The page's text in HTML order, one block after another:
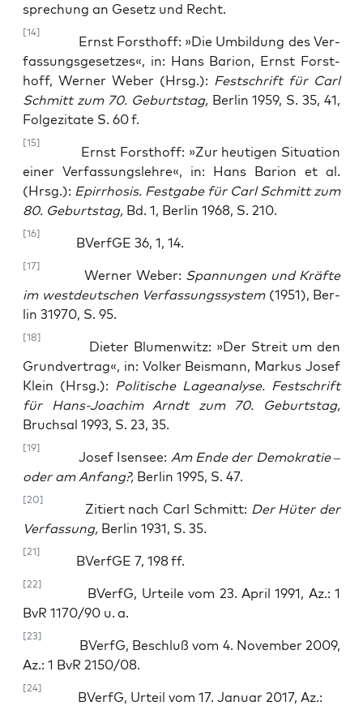
spre­chung an Gesetz und Recht.
[14]
Ernst Forst­hoff: »Die Umbil­dung des Ver­
fas­sungs­ge­set­zes«, in: Hans Bari­on, Ernst Forst­
hoff, Wer­ner Weber (Hrsg.): Fest­schrift für Carl
Schmitt zum 70. Geburts­tag,Ber­lin 1959, S. 35, 41,
Fol­ge­zi­ta­te S. 60 f.
[15]
Ernst Forst­hoff: »Zur heu­ti­gen Situa­ti­on
einer Ver­fas­sungs­leh­re«, in: Hans Bari­on et al.
(Hrsg.): Epir­rho­sis. Fest­ga­be für Carl Schmitt zum
80. Geburts­tag, Bd. 1, Ber­lin 1968, S. 210.
[16]
BVerfGE 36, 1, 14.
[17]
Wer­ner Weber: Span­nun­gen und Kräf­te
im west­deut­schen Ver­fas­sungs­sys­tem(1951), Ber­
lin 31970, S. 95.
[18]
Die­ter Blu­men­witz: »Der Streit um den
Grund­ver­trag«, in: Vol­ker Beis­mann, Mar­kus Josef
Klein (Hrsg.): Poli­ti­sche Lage­analyse. Fest­schrift
für Hans-Joa­chim Arndt zum 70. Geburts­tag,
Bruch­sal 1993, S. 23, 35.
[19]
Josef Isen­see: Am Ende der Demo­kra­tie –
oder am Anfang?, Ber­lin 1995, S. 47.
[20]
Zitiert nach Carl Schmitt: Der Hüter der
Ver­fas­sung, Ber­lin 1931, S. 35.
[21]
BVerfGE 7, 198 ff.
[22]
BVerfG, Urtei­le vom 23. April 1991, Az.: 1
BvR 1170/90 u. a.
[23]
BVerfG, Beschluß vom 4. Novem­ber 2009,
Az.: 1 BvR 2150/08.
[24]
BVerfG, Urteil vom 17. Janu­ar 2017, Az.: